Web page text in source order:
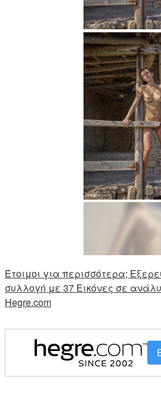
Έτοιμοι για περισσότερα;
συλλογή με 37 Εικόνες σε
Hegre.com